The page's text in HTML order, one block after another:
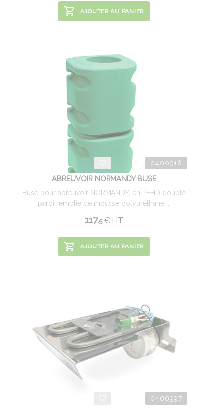
AJOUTER AU PANIER
0400916
ABREUVOIR NORMANDY BUSE
Buse pour abreuvoir NORMANDY, en PEHD double
paroi remplie de mousse polyuréthane ...
117.5 € HT
AJOUTER AU PANIER
0400997